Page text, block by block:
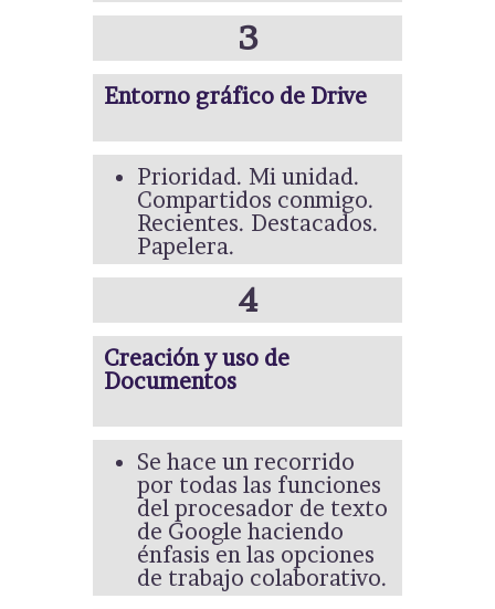
3
Entorno gráfico de Drive
Prioridad. Mi unidad.
Compartidos conmigo.
Recientes. Destacados.
Papelera.
4
Creación y uso de
Documentos
Se hace un recorrido
por todas las funciones
del procesador de texto
de Google haciendo
énfasis en las opciones
de trabajo colaborativo.